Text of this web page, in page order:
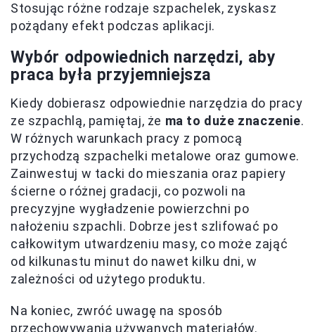
Stosując różne rodzaje szpachelek, zyskasz
pożądany efekt podczas aplikacji.
Wybór odpowiednich narzędzi, aby
praca była przyjemniejsza
Kiedy dobierasz odpowiednie narzędzia do pracy
ze szpachlą, pamiętaj, że ma to duże znaczenie.
W różnych warunkach pracy z pomocą
przychodzą szpachelki metalowe oraz gumowe.
Zainwestuj w tacki do mieszania oraz papiery
ścierne o różnej gradacji, co pozwoli na
precyzyjne wygładzenie powierzchni po
nałożeniu szpachli. Dobrze jest szlifować po
całkowitym utwardzeniu masy, co może zająć
od kilkunastu minut do nawet kilku dni, w
zależności od użytego produktu.
Na koniec, zwróć uwagę na sposób
przechowywania używanych materiałów.